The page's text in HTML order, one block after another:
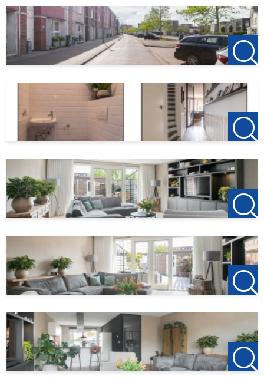
- 4 ruime slaapkamers, 2 luxe badkamers
- Diepe, zonnige tuin op het zuiden met achterom
- Afgesloten binnenplaats met 2 private parkeerplaatsen.
- Centrale ligging ten aanzien van NS-station Almere
Poort en overige openbaar vervoer voorzieningen zoals
- Gelegen aan het Cascadepark
123Wonen Flevolandtreedt bij deze woonruimte op als
Bij reactie op de woning, hou ook uw spammail in de gaten.
Bij interesse, mail naarFlevoland@123Wonen.nl